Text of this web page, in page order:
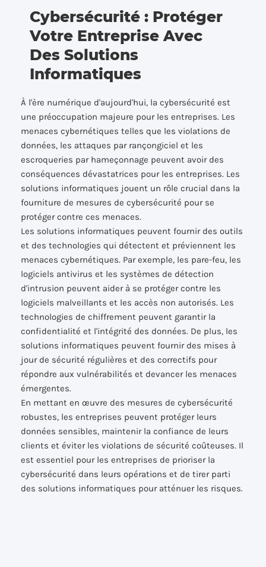
Cybersécurité : Protéger
Votre Entreprise Avec
Des Solutions
Informatiques
À l'ère numérique d'aujourd'hui, la cybersécurité est
une préoccupation majeure pour les entreprises. Les
menaces cybernétiques telles que les violations de
données, les attaques par rançongiciel et les
escroqueries par hameçonnage peuvent avoir des
conséquences dévastatrices pour les entreprises. Les
solutions informatiques jouent un rôle crucial dans la
fourniture de mesures de cybersécurité pour se
protéger contre ces menaces.
Les solutions informatiques peuvent fournir des outils
et des technologies qui détectent et préviennent les
menaces cybernétiques. Par exemple, les pare-feu, les
logiciels antivirus et les systèmes de détection
d'intrusion peuvent aider à se protéger contre les
logiciels malveillants et les accès non autorisés. Les
technologies de chiffrement peuvent garantir la
confidentialité et l'intégrité des données. De plus, les
solutions informatiques peuvent fournir des mises à
jour de sécurité régulières et des correctifs pour
répondre aux vulnérabilités et devancer les menaces
émergentes.
En mettant en œuvre des mesures de cybersécurité
robustes, les entreprises peuvent protéger leurs
données sensibles, maintenir la confiance de leurs
clients et éviter les violations de sécurité coûteuses. Il
est essentiel pour les entreprises de prioriser la
cybersécurité dans leurs opérations et de tirer parti
des solutions informatiques pour atténuer les risques.